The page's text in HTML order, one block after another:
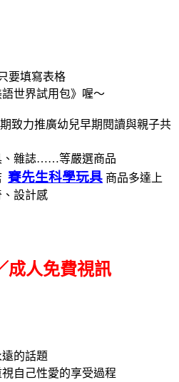
要填寫表格
世界試用包》喔～
致力推廣幼兒早期閱讀與親子共
、雜誌……等嚴選商品
賽先生科學玩具 商品多達上
設計感
成人免費視訊
的話題
自己性愛的享受過程